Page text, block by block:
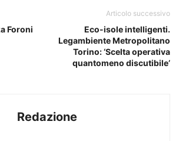
Foroni
Articolo successivo
Eco-isole intelligenti.
Legambiente Metropolitano
Torino: ‘Scelta operativa
quantomeno discutibile’
Redazione